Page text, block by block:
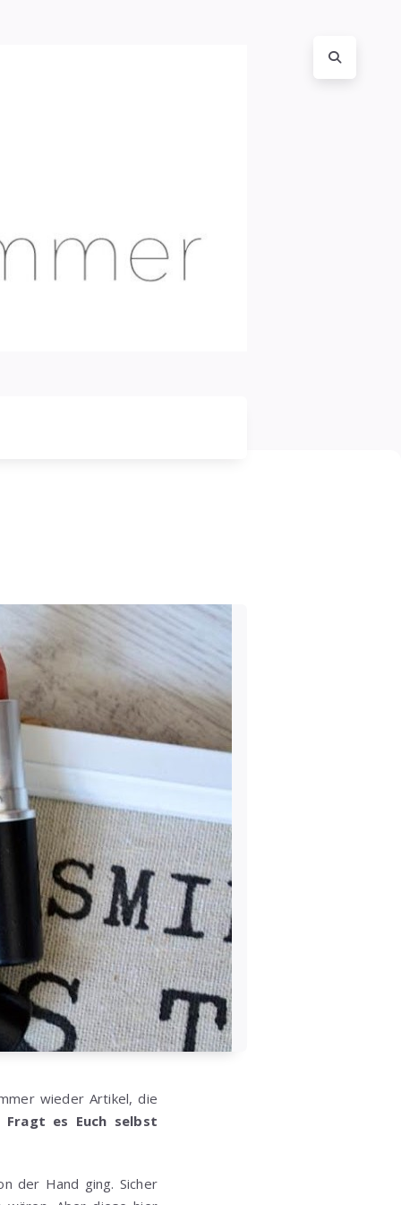
wieder Artikel, die
Fragt es Euch selbst
der Hand ging. Sicher